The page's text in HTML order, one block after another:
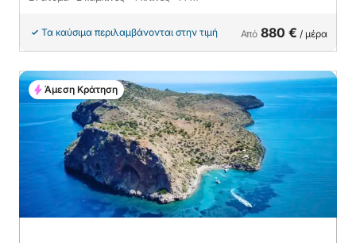
Τα καύσιμα περιλαμβάνονται στην τιμή Από 880 € / μέρα
Άμεση Κράτηση